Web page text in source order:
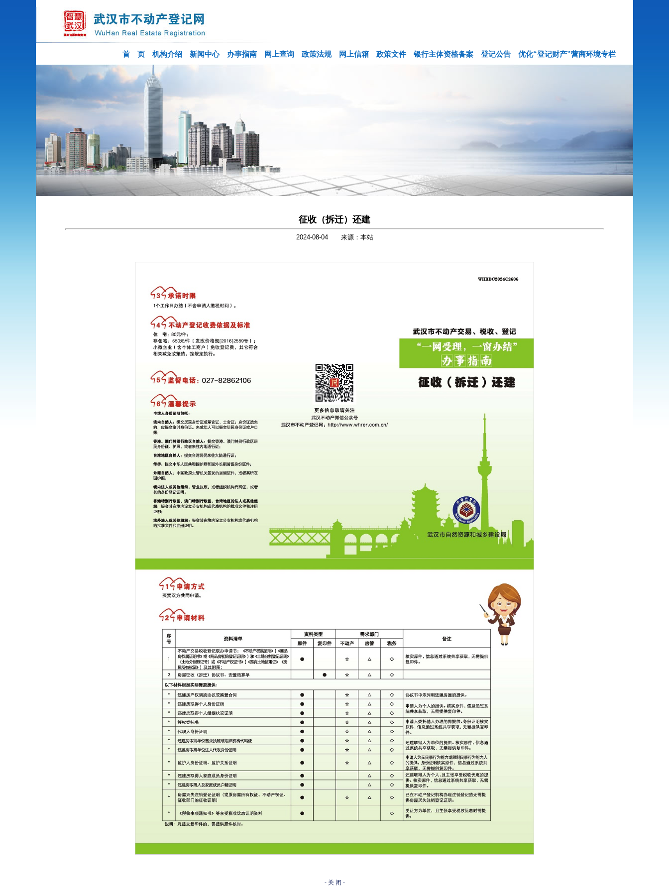
首 页 机构介绍 新闻中心 办事指南 网上查询 政策法规 网上信箱 政策文件 银行主体资格备案 登记公告 优化“登记财产”营商环境专栏
征收（拆迁）还建
2024-08-04 来源：本站
- 关 闭 -